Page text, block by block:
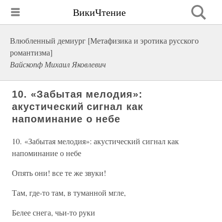
ВикиЧтение
Влюбленный демиург [Метафизика и эротика русского
романтизма]
Вайскопф Михаил Яковлевич
10. «Забытая мелодия»:
акустический сигнал как
напоминание о небе
10. «Забытая мелодия»: акустический сигнал как
напоминание о небе
Опять они! все те же звуки!
Там, где-то там, в туманной мгле,
Белее снега, чьи-то руки